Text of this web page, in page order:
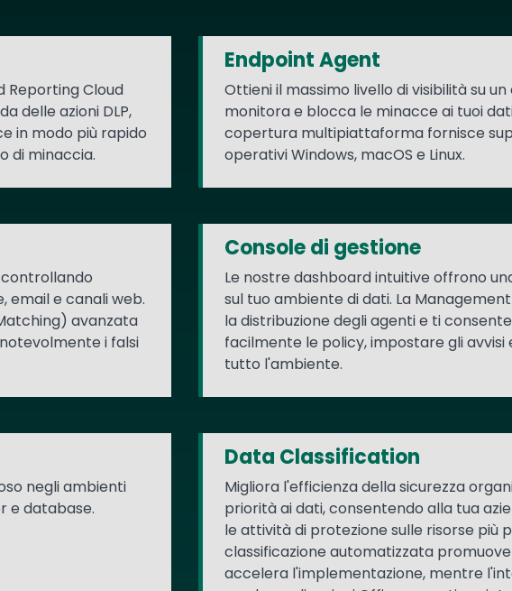
Reporting Cloud
delle azioni DLP,
in modo più rapido
di minaccia.
Endpoint Agent
Ottieni il massimo livello di visibilità su
monitora e blocca le minacce ai tuoi
copertura multipiattaforma fornisce
operativi Windows, macOS e Linux.
email e canali web.
avanzata
i falsi
Console di gestione
Le nostre dashboard intuitive offrono
sul tuo ambiente di dati. La
la distribuzione degli agenti e ti
facilmente le policy, impostare gli
tutto l'ambiente.
negli ambienti
e database.
Data Classification
Migliora l'efficienza della sicurezza
priorità ai dati, consentendo alla tua
le attività di protezione sulle risorse più
classificazione automatizzata
accelera l'implementazione, mentre